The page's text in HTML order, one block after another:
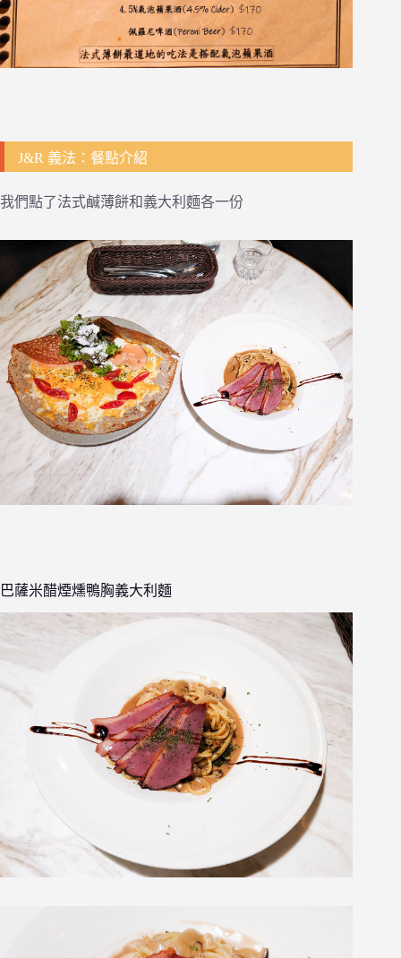
J&R 義法：餐點介紹
我們點了法式鹹薄餅和義大利麵各一份
巴薩米醋煙燻鴨胸義大利麵